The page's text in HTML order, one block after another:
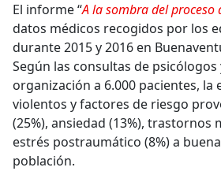
El informe “A la sombra del proceso
datos médicos recogidos por los
durante 2015 y 2016 en
Según las consultas de psicólogos
organización a 6.000 pacientes, la
violentos y factores de riesgo
(25%), ansiedad (13%), trastornos
estrés postraumático (8%) a
población.